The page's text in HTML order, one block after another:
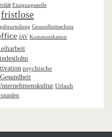
Einigungsstelle
fristlose
Gesundheitsschutz
JAV Kommunikation
psychische
Urlaub